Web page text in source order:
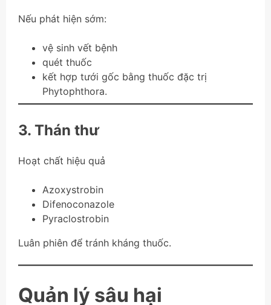
Nếu phát hiện sớm:
vệ sinh vết bệnh
quét thuốc
kết hợp tưới gốc bằng thuốc đặc trị
Phytophthora.
3. Thán thư
Hoạt chất hiệu quả
Azoxystrobin
Difenoconazole
Pyraclostrobin
Luân phiên để tránh kháng thuốc.
Quản lý sâu hại